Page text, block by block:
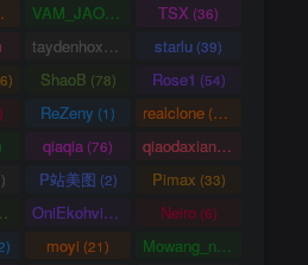
动作合集-永久会员专属
VAM_JAO
(15) TSX (36)
taydenhoxe(8) starlu (39)
ShaoB (78) Rose1 (54)
ReZeny (1) realclone (70)
qiaqia (76) qiaodaxian
(16)
P站美图 (2) Pimax (33)
OniEkohvius Neiro(6)
moyi (21) Mowang_nixi